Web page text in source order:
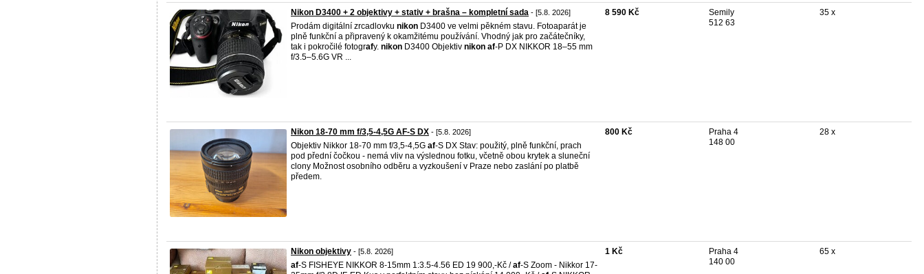
Nikon D3400 + 2 objektivy + stativ + brašna – kompletní sada - [5.8. 2026]
Prodám digitální zrcadlovku nikon D3400 ve velmi pěkném stavu. Fotoaparát je
plně funkční a připravený k okamžitému používání. Vhodný jak pro začátečníky,
tak i pokročilé fotografy. nikon D3400 Objektiv nikon af-P DX NIKKOR 18–55 mm
f/3.5–5.6G VR ...
8 590 Kč
Semily
512 63
35 x
Nikon 18-70 mm f/3,5-4,5G AF-S DX - [5.8. 2026]
Objektiv Nikkor 18-70 mm f/3,5-4,5G af-S DX Stav: použitý, plně funkční, prach
pod přední čočkou - nemá vliv na výslednou fotku, včetně obou krytek a sluneční
clony Možnost osobního odběru a vyzkoušení v Praze nebo zaslání po platbě
předem.
800 Kč
Praha 4
148 00
28 x
Nikon objektivy - [5.8. 2026]
af-S FISHEYE NIKKOR 8-15mm 1:3.5-4.56 ED 19 900,-Kč /af-S Zoom - Nikkor 17-
1 Kč
Praha 4
140 00
65 x